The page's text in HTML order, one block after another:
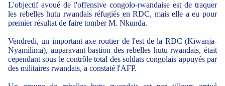
L'objectif avoué de l'offensive congolo-rwandaise est de traquer
les rebelles hutu rwandais réfugiés en RDC, mais elle a eu pour
premier résultat de faire tomber M. Nkunda.
Vendredi, un important axe routier de l'est de la RDC (Kiwanja-
Nyamilima), auparavant bastion des rebelles hutu rwandais, était
cependant sous le contrôle total des soldats congolais appuyés par
des militaires rwandais, a constaté l'AFP.